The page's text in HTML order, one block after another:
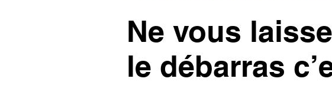
Ne vous
le débarras